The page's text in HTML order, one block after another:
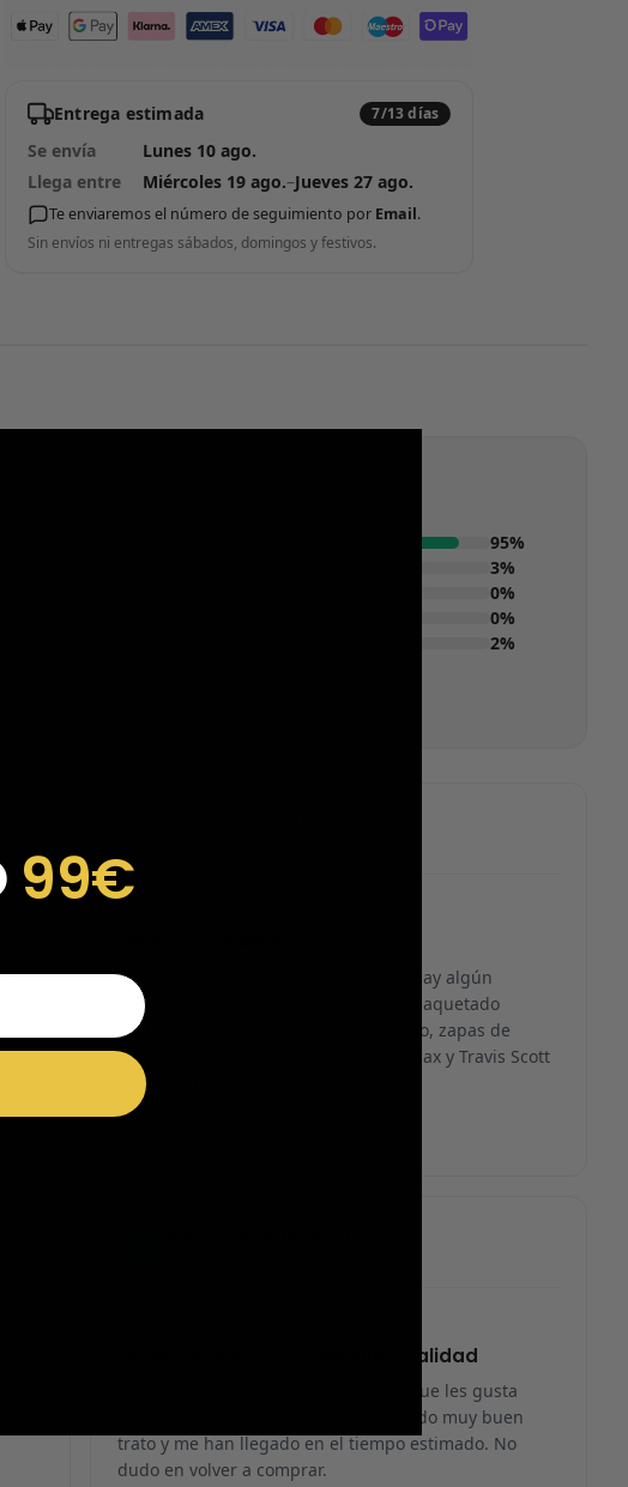
Entrega estimada 7/13 días
Se envía
Lunes 10 ago.
Llega entre
Miércoles 19 ago.–Jueves 27 ago.
Te enviaremos el número de seguimiento por Email.
Sin envíos ni entregas sábados, domingos y festivos.
95%
3%
0%
0%
2%
★
Total control del pedido, te avisan si hay algún
problema con el modelo elegido, empaquetado
perfecto con caja original y embolsado, zapas de
altísima calidad y acabados top. Air Max y Travis Scott
espectaculares. Recomendable 100%.
Lo recomiendo 100% máxima calidad
Es una página fiable… no soy de las que les gusta
pagar antes de recibir, pero he recibido muy buen
trato y me han llegado en el tiempo estimado. No
dudo en volver a comprar.
99€